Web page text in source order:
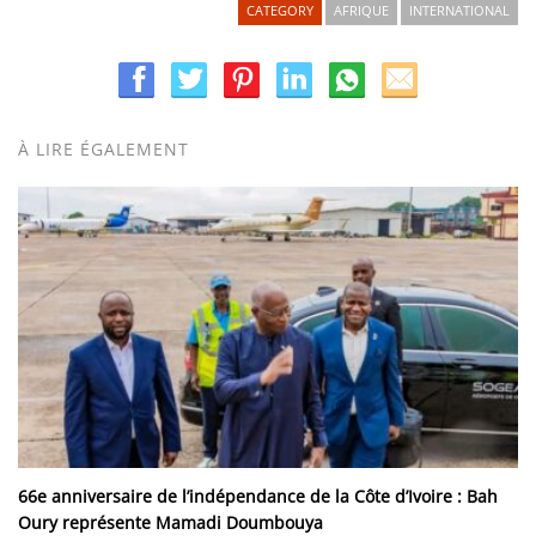
CATEGORY AFRIQUE INTERNATIONAL
À LIRE ÉGALEMENT
66e anniversaire de l’indépendance de la Côte d’Ivoire : Bah
Oury représente Mamadi Doumbouya